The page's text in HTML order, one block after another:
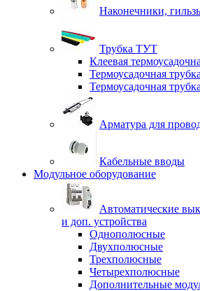
Наконечники,
Трубка ТУТ
Клеевая
Термоусадочная
Термоусадочная
Арматура для
Кабельные вводы
Модульное оборудование
Автоматические
и доп. устройства
Однополюсные
Двухполюсные
Трехполюсные
Четырехполюсные
Дополнительные